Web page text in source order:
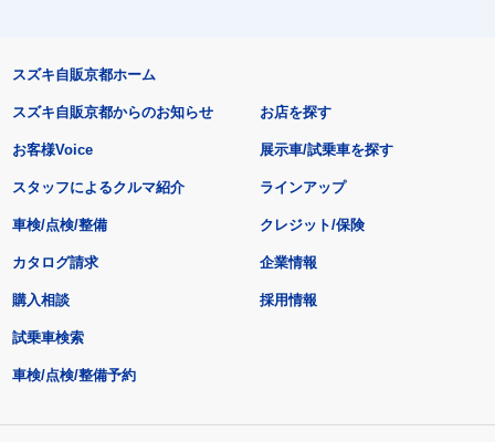
スズキ自販京都ホーム
スズキ自販京都からのお知らせ
お客様Voice
スタッフによるクルマ紹介
お店を探す
展示車/試乗車を探す
ラインアップ
車検/点検/整備 クレジット/保険
カタログ請求
購入相談
試乗車検索
車検/点検/整備予約
企業情報
採用情報